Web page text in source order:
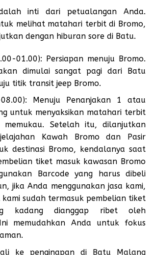
inti dari petualangan Anda.
melihat matahari terbit di Bromo,
dengan hiburan sore di Batu.
01.00): Persiapan menuju Bromo.
dimulai sangat pagi dari Batu
titik transit jeep Bromo.
Menuju Penanjakan 1 atau
untuk menyaksikan matahari terbit
memukau. Setelah itu, dilanjutkan
Kawah Bromo dan Pasir
destinasi Bromo, kendalanya saat
tiket masuk kawasan Bromo
Barcode yang harus dibeli
jika Anda menggunakan jasa kami,
sudah termasuk pembelian tiket
kadang dianggap ribet oleh
memudahkan Anda untuk fokus
ke penginapan di Batu Malang